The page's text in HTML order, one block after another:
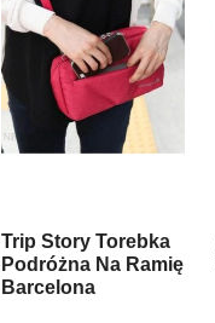
Trip Story Torebka
Podróżna Na Ramię
Barcelona